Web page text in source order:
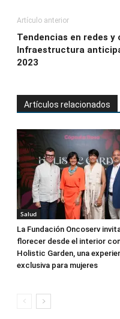
Artículo anterior
Tendencias en redes
Infraestructura
2023
Artículos relacionados
Salud
La Fundación Oncoserv
florecer desde el interior
Holistic Garden, una
exclusiva para mujeres